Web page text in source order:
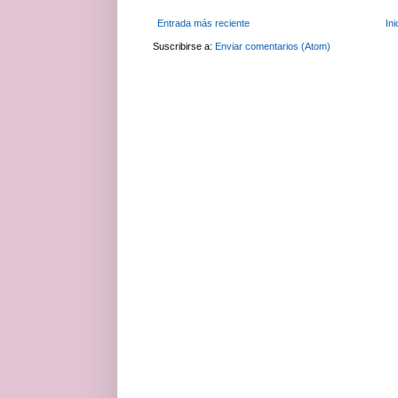
Entrada más reciente
Suscribirse a: Enviar comentarios (Atom)